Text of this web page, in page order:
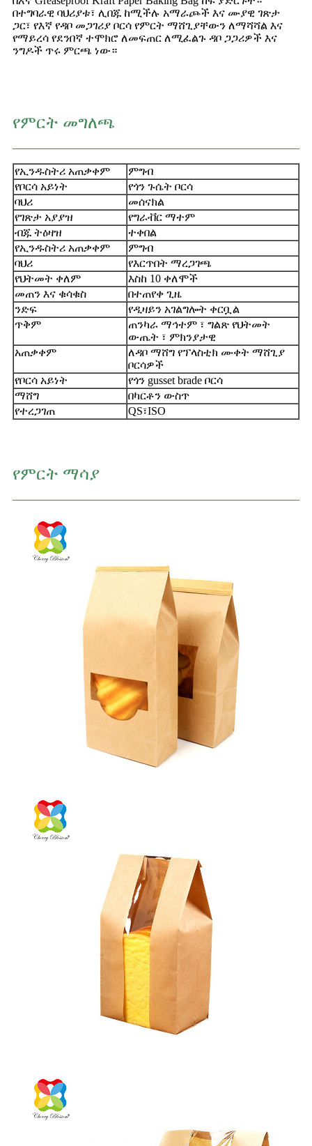
በተግባራዊ ባህሪያቱ፣ ሊበጁ ከሚችሉ አማራጮች እና ሙያዊ ገጽታ
ጋር፣ የእኛ የዳቦ መጋገሪያ ቦርሳ የምርት ማሸጊያቸውን ለማሻሻል እና
የማይረሳ የደንበኛ ተሞክሮ ለመፍጠር ለሚፈልጉ ዳቦ ጋጋሪዎች እና
ንግዶች ጥሩ ምርጫ ነው።
የምርት መግለጫ
የኢንዱስትሪ አጠቃቀም
ምግብ
የቦርሳ አይነት
የጎን ጉሴት ቦርሳ
ባህሪ
መሰናክል
የገጽታ አያያዝ
የግራቭር ማተም
ብጁ ትዕዛዝ
ተቀበል
የኢንዱስትሪ አጠቃቀም
ምግብ
ባህሪ
የእርጥበት ማረጋገጫ
የህትመት ቀለም
እስከ 10 ቀለሞች
መጠን እና ቁሳቁስ
በተጠየቀ ጊዜ
ንድፍ
የዲዛይን አገልግሎት ቀርቧል
ጥቅም
ጠንካራ ማኅተም ፣ ግልጽ የህትመት
ውጤት ፣ ምክንያታዊ
አጠቃቀም
ለዳቦ ማሸግ የፕላስቲክ ሙቀት ማሸጊያ
ቦርሳዎች
የቦርሳ አይነት
የጎን gusset brade ቦርሳ
ማሸግ
በካርቶን ውስጥ
የተረጋገጠ
QS፣ISO
የምርት ማሳያ